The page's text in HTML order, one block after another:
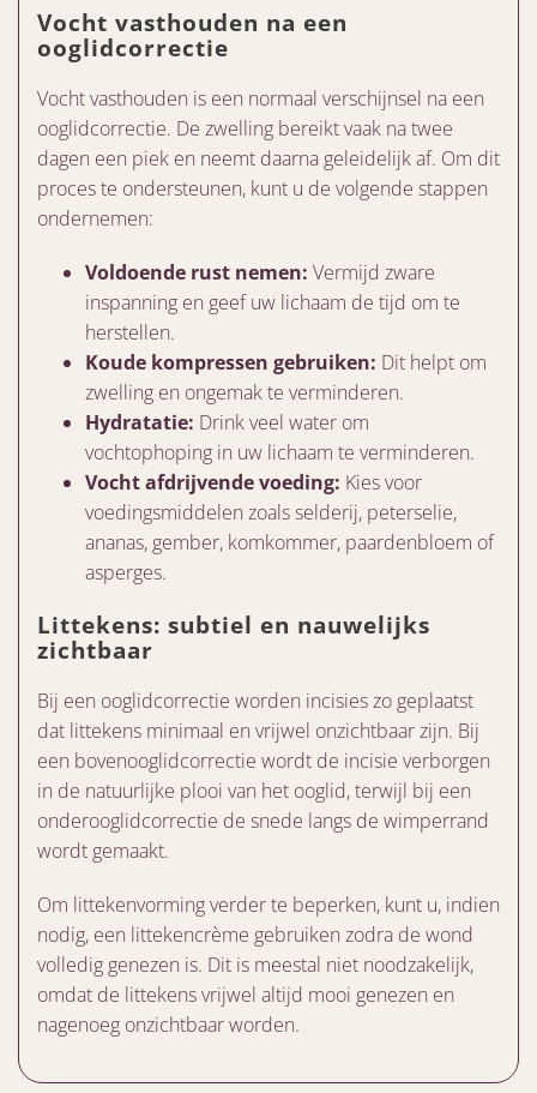
Vocht vasthouden na een
ooglidcorrectie
Vocht vasthouden is een normaal verschijnsel na een
ooglidcorrectie. De zwelling bereikt vaak na twee
dagen een piek en neemt daarna geleidelijk af. Om dit
proces te ondersteunen, kunt u de volgende stappen
ondernemen:
Voldoende rust nemen: Vermijd zware
inspanning en geef uw lichaam de tijd om te
herstellen.
Koude kompressen gebruiken: Dit helpt om
zwelling en ongemak te verminderen.
Hydratatie: Drink veel water om
vochtophoping in uw lichaam te verminderen.
Vocht afdrijvende voeding: Kies voor
voedingsmiddelen zoals selderij, peterselie,
ananas, gember, komkommer, paardenbloem of
asperges.
Littekens: subtiel en nauwelijks
zichtbaar
Bij een ooglidcorrectie worden incisies zo geplaatst
dat littekens minimaal en vrijwel onzichtbaar zijn. Bij
een bovenooglidcorrectie wordt de incisie verborgen
in de natuurlijke plooi van het ooglid, terwijl bij een
onderooglidcorrectie de snede langs de wimperrand
wordt gemaakt.
Om littekenvorming verder te beperken, kunt u, indien
nodig, een littekencrème gebruiken zodra de wond
volledig genezen is. Dit is meestal niet noodzakelijk,
omdat de littekens vrijwel altijd mooi genezen en
nagenoeg onzichtbaar worden.